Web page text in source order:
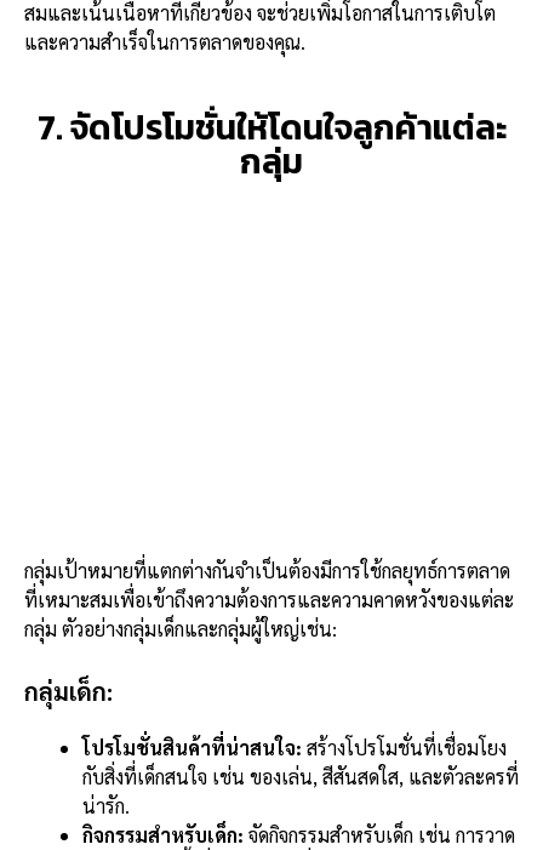
สมและเน้นเนื้อหาที่เกี่ยวข้อง จะช่วยเพิ่มโอกาสในการเติบโต
และความสำเร็จในการตลาดของคุณ.
7. จัดโปรโมชั่นให้โดนใจลูกค้าแต่ละ
กลุ่ม
กลุ่มเป้าหมายที่แตกต่างกันจำเป็นต้องมีการใช้กลยุทธ์การตลาด
ที่เหมาะสมเพื่อเข้าถึงความต้องการและความคาดหวังของแต่ละ
กลุ่ม ตัวอย่างกลุ่มเด็กและกลุ่มผู้ใหญ่เช่น:
กลุ่มเด็ก:
โปรโมชั่นสินค้าที่น่าสนใจ: สร้างโปรโมชั่นที่เชื่อมโยง
กับสิ่งที่เด็กสนใจ เช่น ของเล่น, สีสันสดใส, และตัวละครที่
น่ารัก.
กิจกรรมสำหรับเด็ก: จัดกิจกรรมสำหรับเด็ก เช่น การวาด